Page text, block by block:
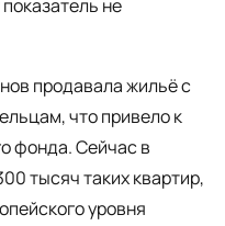
не
продавала жильё с
что привело к
фонда. Сейчас в
тысяч таких квартир,
уровня